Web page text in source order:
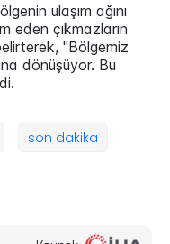
ulaşım ağını
eden çıkmazların
"Bölgemiz
dönüşüyor. Bu
son dakika